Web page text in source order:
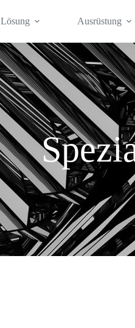
Lösung Ausrüstung